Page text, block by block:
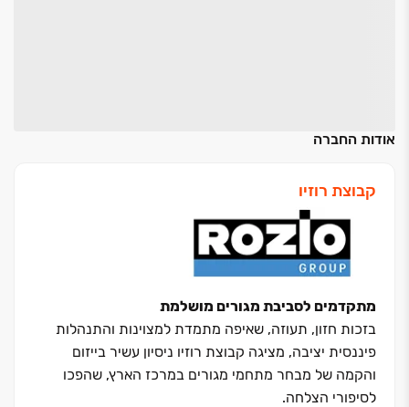
אודות החברה
קבוצת רוזיו
מתקדמים לסביבת מגורים מושלמת
בזכות חזון, תעוזה, שאיפה מתמדת למצוינות והתנהלות
פיננסית יציבה, מציגה קבוצת רוזיו ניסיון עשיר בייזום
והקמה של מבחר מתחמי מגורים במרכז הארץ, שהפכו
לסיפורי הצלחה.